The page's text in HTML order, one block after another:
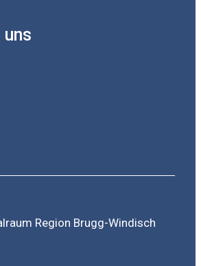
uns
Region Brugg-Windisch